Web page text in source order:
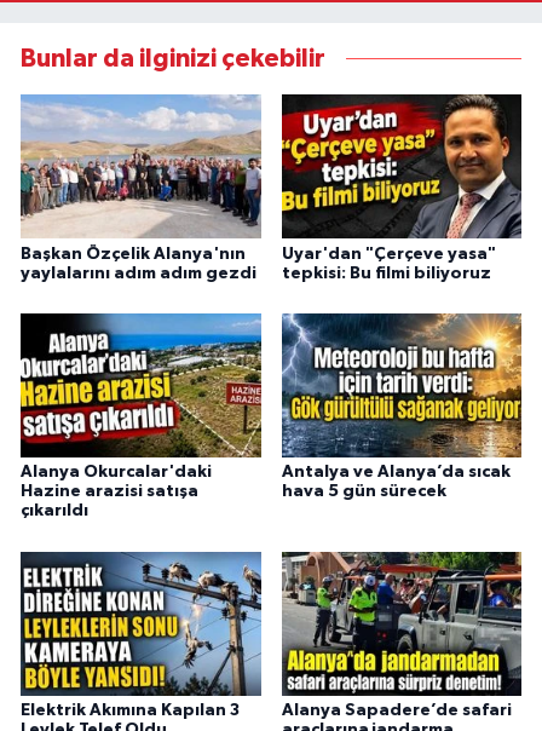
Bunlar da ilginizi çekebilir
Başkan Özçelik Alanya'nın
yaylalarını adım adım gezdi
Uyar'dan "Çerçeve yasa"
tepkisi: Bu filmi biliyoruz
Alanya Okurcalar'daki
Hazine arazisi satışa
çıkarıldı
Antalya ve Alanya’da sıcak
hava 5 gün sürecek
Elektrik Akımına Kapılan 3
Alanya Sapadere’de safari